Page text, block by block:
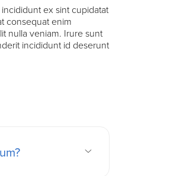
ex sint cupidatat
consequat enim
nulla veniam. Irure sunt
incididunt id deserunt